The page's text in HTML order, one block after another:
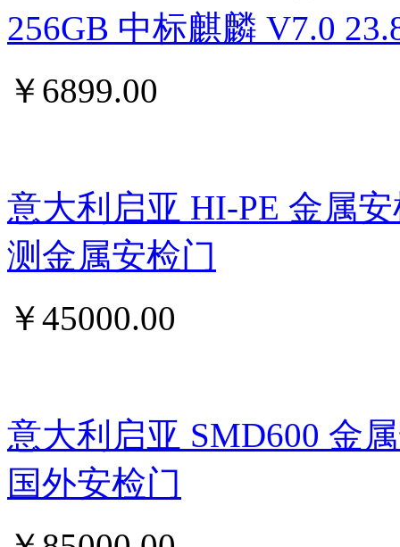
256GB 中标麒麟 V7.0
￥ 6899.00
意大利启亚 HI-PE 金属
测金属安检门
￥45000.00
意大利启亚 SMD600 金
国外安检门